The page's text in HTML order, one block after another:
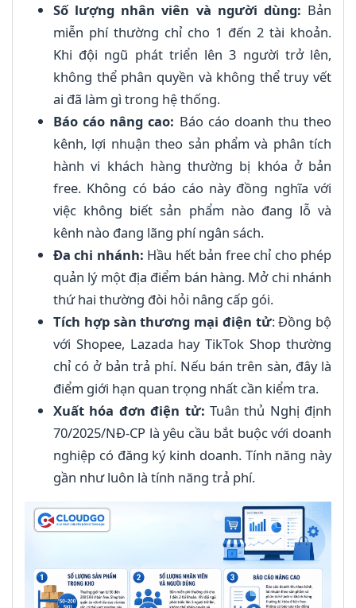
Số lượng nhân viên và người dùng: Bản
miễn phí thường chỉ cho 1 đến 2 tài khoản.
Khi đội ngũ phát triển lên 3 người trở lên,
không thể phân quyền và không thể truy vết
ai đã làm gì trong hệ thống.
Báo cáo nâng cao: Báo cáo doanh thu theo
kênh, lợi nhuận theo sản phẩm và phân tích
hành vi khách hàng thường bị khóa ở bản
free. Không có báo cáo này đồng nghĩa với
việc không biết sản phẩm nào đang lỗ và
kênh nào đang lãng phí ngân sách.
Đa chi nhánh: Hầu hết bản free chỉ cho phép
quản lý một địa điểm bán hàng. Mở chi nhánh
thứ hai thường đòi hỏi nâng cấp gói.
Tích hợp sàn thương mại điện tử: Đồng bộ
với Shopee, Lazada hay TikTok Shop thường
chỉ có ở bản trả phí. Nếu bán trên sàn, đây là
điểm giới hạn quan trọng nhất cần kiểm tra.
Xuất hóa đơn điện tử: Tuân thủ Nghị định
70/2025/NĐ-CP là yêu cầu bắt buộc với doanh
nghiệp có đăng ký kinh doanh. Tính năng này
gần như luôn là tính năng trả phí.